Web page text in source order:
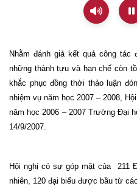
Nhằm đánh giá kết quả công
những thành tựu và hạn chế còn
khắc phục đồng thời thảo luận
nhiệm vụ năm học 2007 – 2008,
năm học 2006 – 2007 Trường Đại
14/9/2007.
Hội nghị có sự góp mặt của
211
nhiên, 120 đại biểu được bầu từ